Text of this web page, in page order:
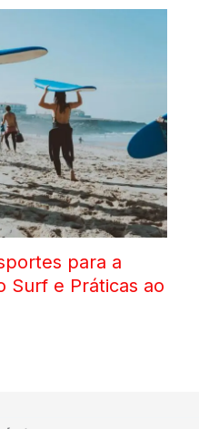
para a
Surf e Práticas ao